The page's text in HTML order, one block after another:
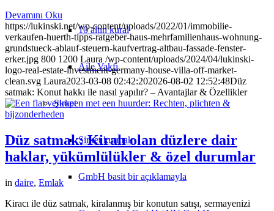
10 altın kural
Aile Vakfı
Şirket
Şirket kurmak
GmbH basit bir açıklamayla
Devamını Oku
https://lukinski.net/wp-content/uploads/2022/01/immobilie-
verkaufen-huerth-tipps-ratgeber-haus-mehrfamilienhaus-wohnung-
grundstueck-ablauf-steuern-kaufvertrag-altbau-fassade-fenster-
erker.jpg 800 1200 Laura /wp-content/uploads/2024/04/lukinski-
logo-real-estate-investment-germany-house-villa-off-market-
clean.svg Laura2023-03-08 02:42:202026-08-02 12:52:48Düz
satmak: Konut hakkı ile nasıl yapılır? – Avantajlar & Özellikler
Düz satmak: Kiralı olan düzlere dair
haklar, yükümlülükler & özel durumlar
in daire, Emlak
Kiracı ile düz satmak, kiralanmış bir konutun satışı, sermayenizi